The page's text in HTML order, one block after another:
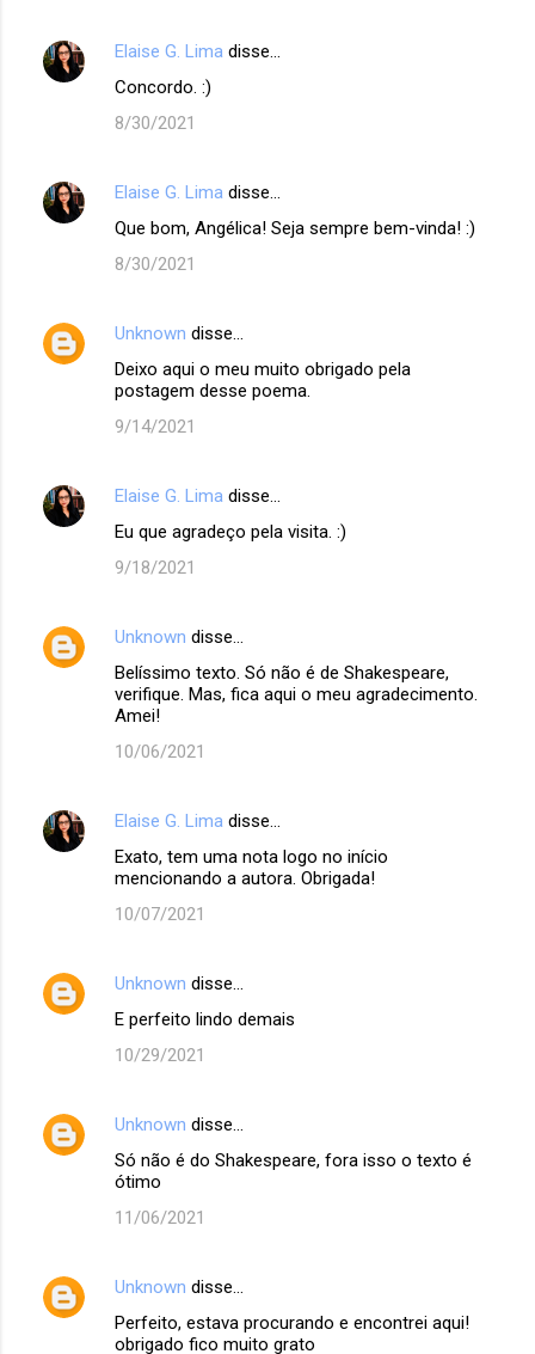
Elaise G. Lima disse…
Concordo. :)
8/30/2021
Elaise G. Lima disse…
Que bom, Angélica! Seja sempre bem-vinda! :)
8/30/2021
Unknown disse…
Deixo aqui o meu muito obrigado pela
postagem desse poema.
9/14/2021
Elaise G. Lima disse…
Eu que agradeço pela visita. :)
9/18/2021
Unknown disse…
Belíssimo texto. Só não é de Shakespeare,
verifique. Mas, fica aqui o meu agradecimento.
Amei!
10/06/2021
Elaise G. Lima disse…
Exato, tem uma nota logo no início
mencionando a autora. Obrigada!
10/07/2021
Unknown disse…
E perfeito lindo demais
10/29/2021
Unknown disse…
Só não é do Shakespeare, fora isso o texto é
ótimo
11/06/2021
Unknown disse…
Perfeito, estava procurando e encontrei aqui!
obrigado fico muito grato